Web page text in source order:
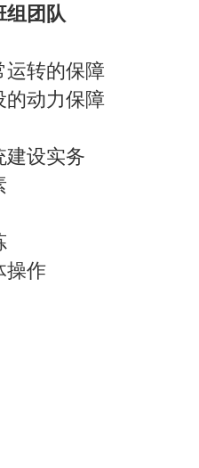
组团队
运转的保障
的动力保障
建设实务
操作